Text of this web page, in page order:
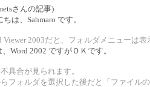
さんの記事)
は、Sahmaro です。
Viewer 2003だと、フォルダメニューは
Word 2002 ですがＯＫです。
具合が見られます。
フォルダを選択した後だと「ファイル